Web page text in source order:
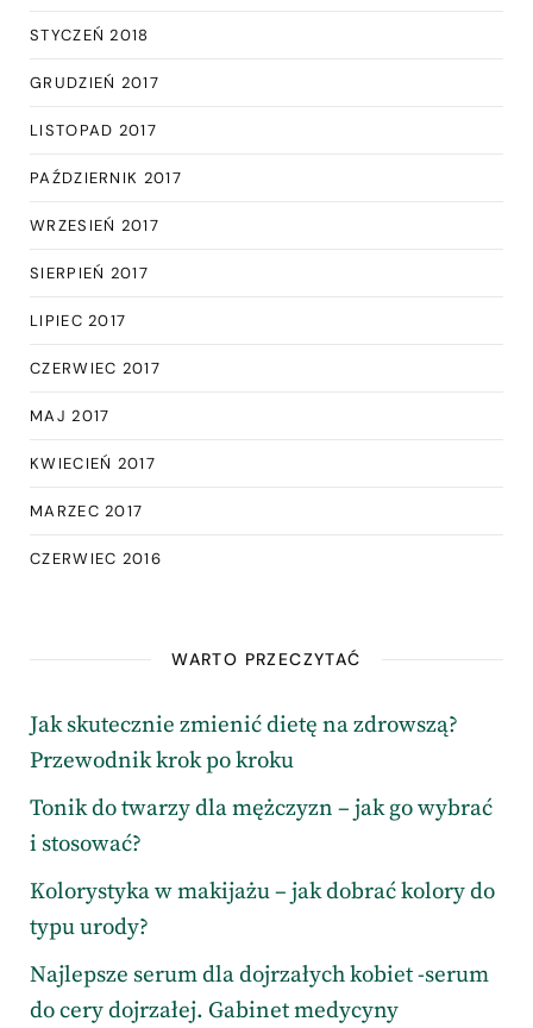
STYCZEŃ 2018
GRUDZIEŃ 2017
LISTOPAD 2017
PAŹDZIERNIK 2017
WRZESIEŃ 2017
SIERPIEŃ 2017
LIPIEC 2017
CZERWIEC 2017
MAJ 2017
KWIECIEŃ 2017
MARZEC 2017
CZERWIEC 2016
WARTO PRZECZYTAĆ
Jak skutecznie zmienić dietę na zdrowszą?
Przewodnik krok po kroku
Tonik do twarzy dla mężczyzn – jak go wybrać
i stosować?
Kolorystyka w makijażu – jak dobrać kolory do
typu urody?
Najlepsze serum dla dojrzałych kobiet -serum
do cery dojrzałej. Gabinet medycyny